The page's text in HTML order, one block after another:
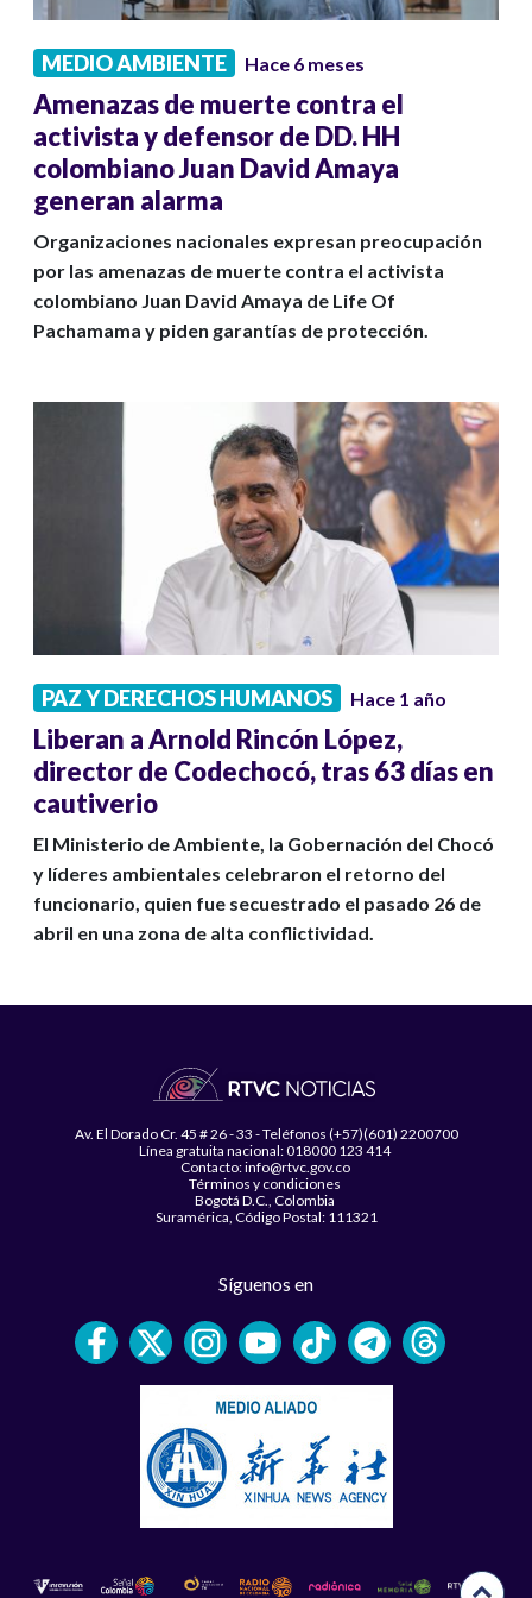
MEDIO AMBIENTE Hace 6 meses
Amenazas de muerte contra el
activista y defensor de DD. HH
colombiano Juan David Amaya
generan alarma
Organizaciones nacionales expresan preocupación
por las amenazas de muerte contra el activista
colombiano Juan David Amaya de Life Of
Pachamama y piden garantías de protección.
PAZ Y DERECHOS HUMANOS Hace 1 año
Liberan a Arnold Rincón López,
director de Codechocó, tras 63 días en
cautiverio
El Ministerio de Ambiente, la Gobernación del Chocó
y líderes ambientales celebraron el retorno del
funcionario, quien fue secuestrado el pasado 26 de
abril en una zona de alta conflictividad.
Av. El Dorado Cr. 45 # 26 - 33 - Teléfonos (+57)(601) 2200700
Línea gratuita nacional: 018000 123 414
Contacto: info@rtvc.gov.co
Términos y condiciones
Bogotá D.C., Colombia
Suramérica, Código Postal: 111321
Síguenos en